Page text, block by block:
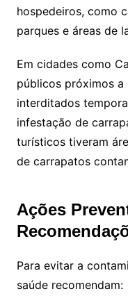
hospedeiros, como
parques e áreas de
Em cidades como
públicos próximos
interditados
infestação de
turísticos tiveram
de carrapatos
Ações
Para evitar a
saúde recomendam: